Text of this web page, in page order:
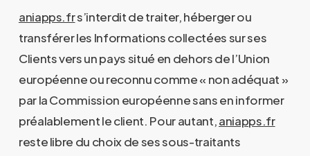
aniapps.frs’interdit de traiter, héberger ou
transférer les Informations collectées sur ses
Clients vers un pays situé en dehors de l’Union
européenne ou reconnu comme « non adéquat »
par la Commission européenne sans en informer
préalablement le client. Pour autant,aniapps.fr
reste libre du choix de ses sous-traitants